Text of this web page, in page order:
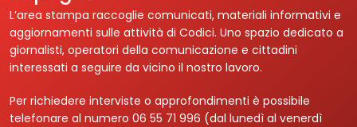
Contatti
Login
L’area stampa raccoglie comunicati, materiali informativi e
aggiornamenti sulle attività di Codici. Uno spazio dedicato a
giornalisti, operatori della comunicazione e cittadini
interessati a seguire da vicino il nostro lavoro.
Per richiedere interviste o approfondimenti è possibile
telefonare al numero 06 55 71 996 (dal lunedì al venerdì